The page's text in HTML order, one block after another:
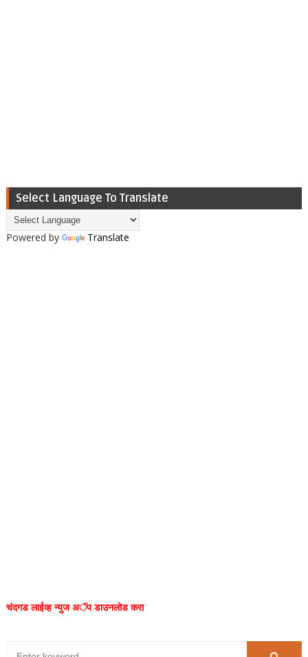
Select Language To Translate
Powered by Translate
चंदगड लाईव्ह न्युज अॅप डाउनलोड करा